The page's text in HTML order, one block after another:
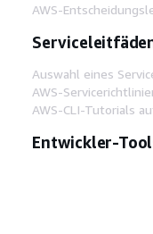
AWS-
Auswahl eines
AWS-
AWS-CLI-Tutorials
Entwickler-